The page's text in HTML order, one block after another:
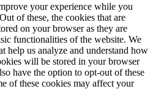
your experience while you
of these, the cookies that are
on your browser as they are
functionalities of the website. We
help us analyze and understand how
will be stored in your browser
have the option to opt-out of these
of these cookies may affect your